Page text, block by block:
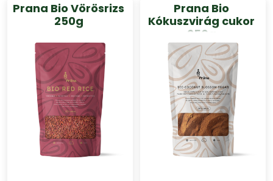
Prana Bio Vörösrizs
250g
Prana Bio
Kókuszvirág cukor
250g